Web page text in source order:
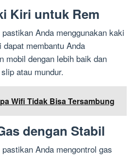
Kiri untuk Rem
Anda menggunakan kaki
membantu Anda
mobil dengan lebih baik dan
atau mundur.
Wifi Tidak Bisa Tersambung
dengan Stabil
Anda mengontrol gas